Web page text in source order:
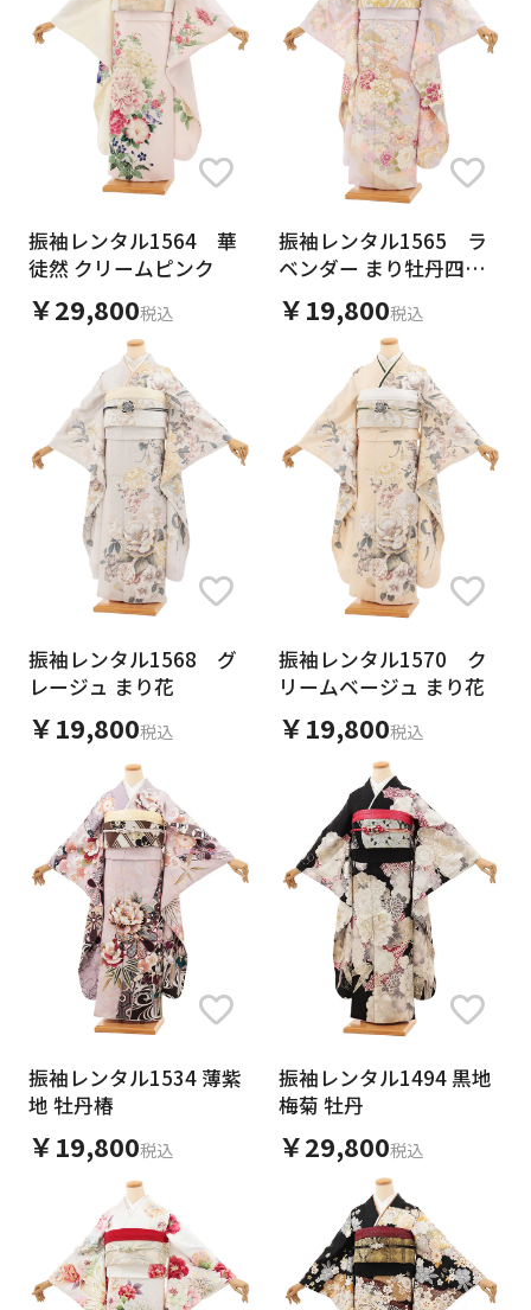
女性 男性 女の子 男の子
カテゴリ
サイズ
イメージ
〜∞
0 1万 5万 ∞
振袖レンタル1564 華
徒然 クリームピンク
￥29,800税込
振袖レンタル1565 ラ
ベンダー まり牡丹四季
花
￥19,800税込
振袖レンタル1568 グ
レージュ まり花
￥19,800税込
振袖レンタル1570 ク
リームベージュ まり花
￥19,800税込
振袖レンタル1534 薄紫
地 牡丹椿
￥19,800税込
振袖レンタル1494 黒地
梅菊 牡丹
￥29,800税込